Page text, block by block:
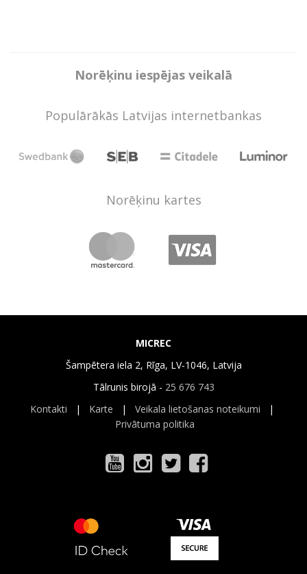
Norēķinu iespējas veikalā
Populārākās Latvijas internetbankas
Norēķinu kartes
MICREC
Šampētera iela 2, Rīga, LV-1046, Latvija
Tālrunis birojā - 25 676 743
Kontakti | Karte | Veikala lietošanas noteikumi |
Privātuma politika